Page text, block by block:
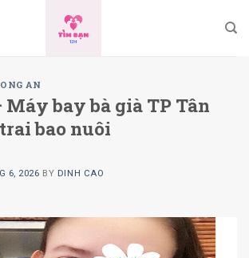
AN
bay bà già TP Tân
bao nuôi
6, 2026 BY DINH CAO